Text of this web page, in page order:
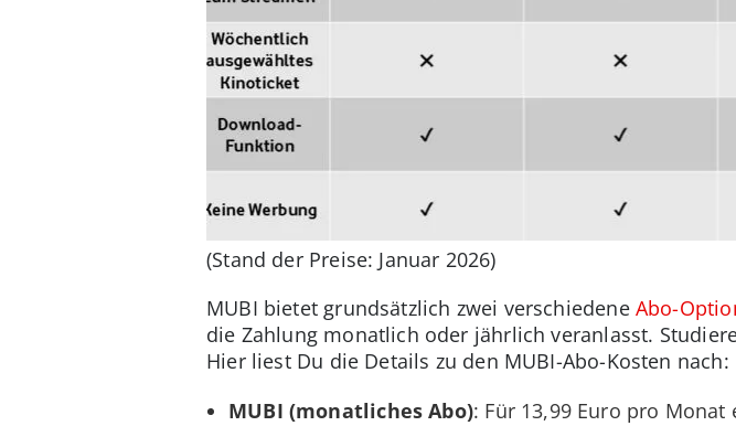
(Stand der Preise: Januar 2026)
MUBI bietet grundsätzlich zwei verschiedene Abo-
die Zahlung monatlich oder jährlich veranlasst.
Hier liest Du die Details zu den MUBI-Abo-Kosten nach:
MUBI (monatliches Abo): Für 13,99 Euro pro